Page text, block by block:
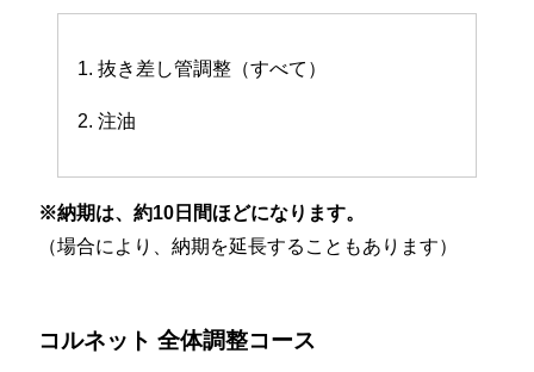
1. 抜き差し管調整（すべて）
2. 注油
※納期は、約10日間ほどになります。
（場合により、納期を延長することもあります）
コルネット 全体調整コース